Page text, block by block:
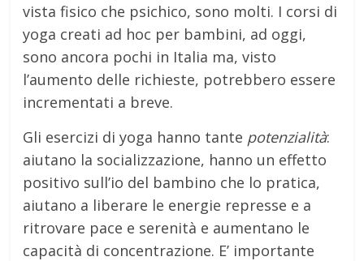
vista fisico che psichico, sono molti. I corsi di
yoga creati ad hoc per bambini, ad oggi,
sono ancora pochi in Italia ma, visto
l’aumento delle richieste, potrebbero essere
incrementati a breve.
Gli esercizi di yoga hanno tante potenzialità:
aiutano la socializzazione, hanno un effetto
positivo sull’io del bambino che lo pratica,
aiutano a liberare le energie represse e a
ritrovare pace e serenità e aumentano le
capacità di concentrazione. E’ importante